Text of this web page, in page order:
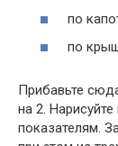
по
по
Прибавьте
на 2.
показателям.